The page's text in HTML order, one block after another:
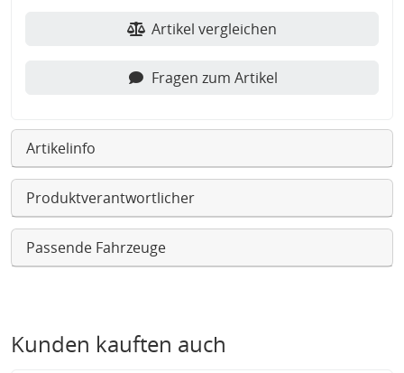
Artikel vergleichen
Fragen zum Artikel
Artikelinfo
Produktverantwortlicher
Passende Fahrzeuge
Kunden kauften auch